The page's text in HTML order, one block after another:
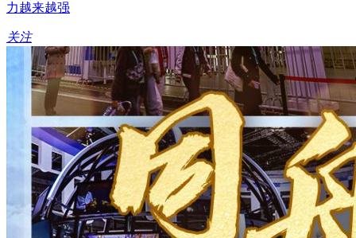
力越来越强
关注